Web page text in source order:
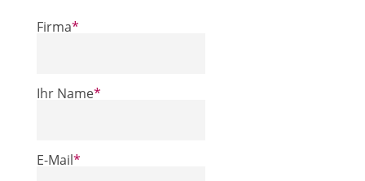
Firma*
Ihr Name*
E-Mail*